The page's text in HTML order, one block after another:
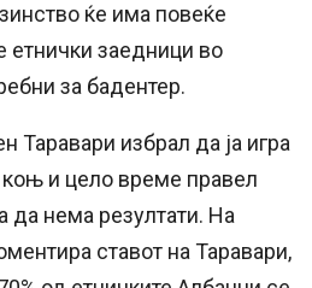
ќе има повеќе
етнички заедници во
за бадентер.
Таравари избрал да ја игра
коњ и цело време правел
да нема резултати. На
ставот на Таравари,